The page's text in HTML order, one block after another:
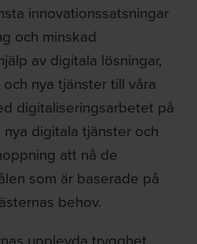
innovationssatsningar
och minskad
av digitala lösningar,
nya tjänster till våra
digitaliseringsarbetet på
digitala tjänster och
att nå de
som är baserade på
behov.
upplevda trygghet